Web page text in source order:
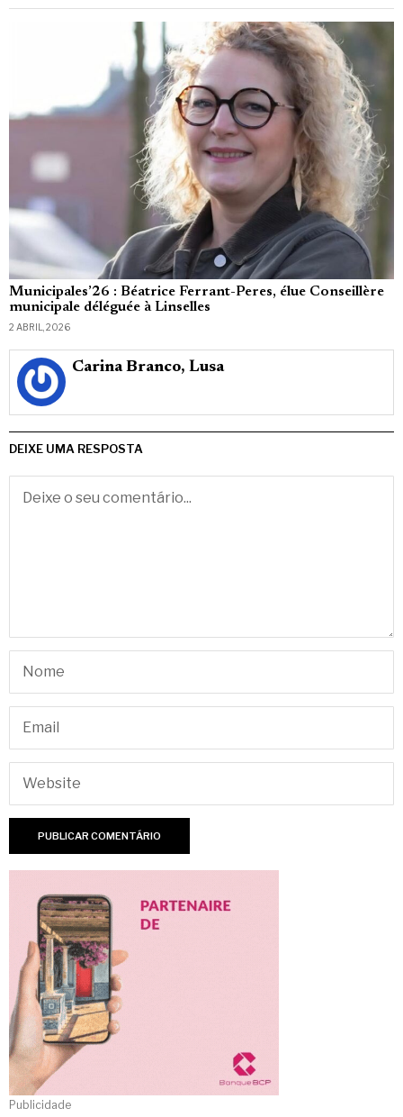
Municipales’26 : Béatrice Ferrant-Peres, élue Conseillère
municipale déléguée à Linselles
2 ABRIL, 2026
Carina Branco, Lusa
DEIXE UMA RESPOSTA
Publicidade